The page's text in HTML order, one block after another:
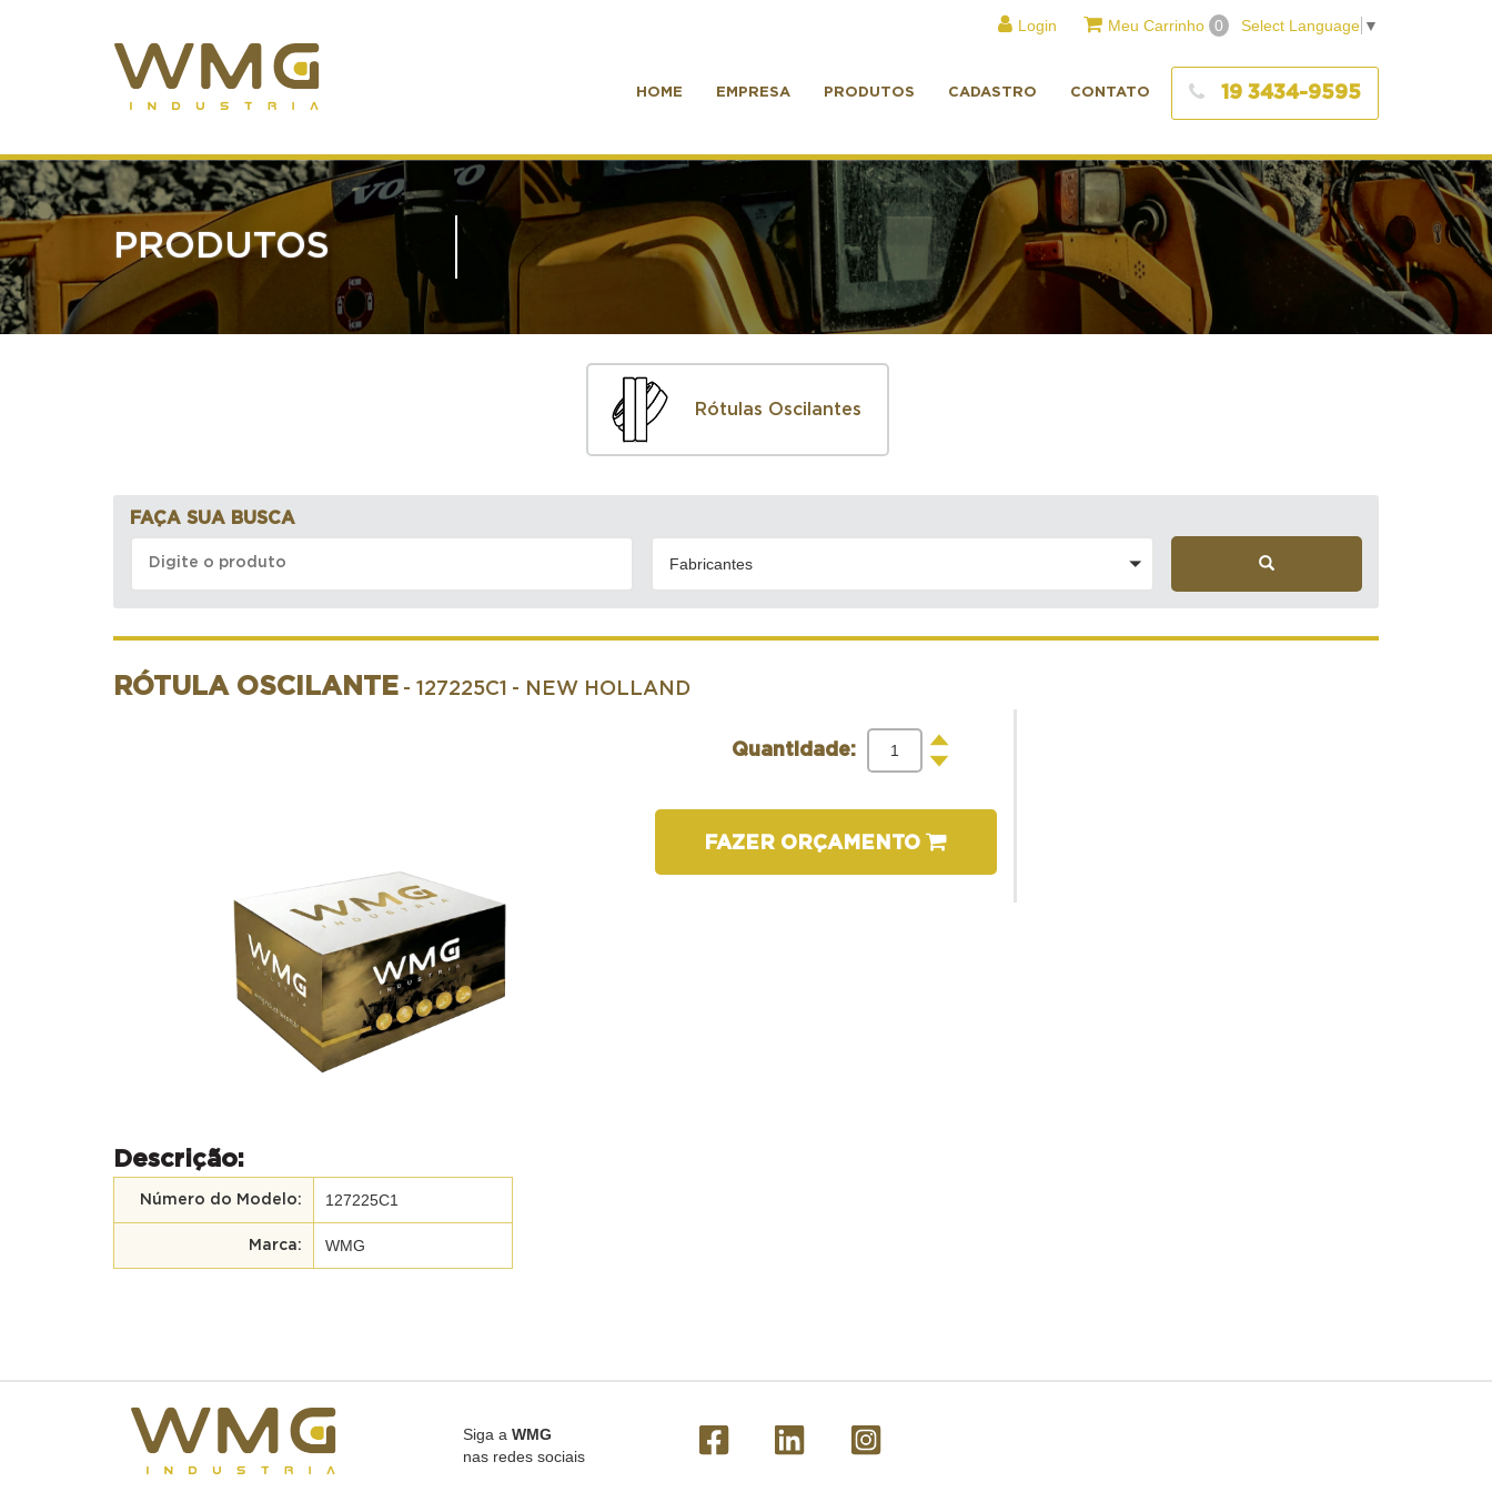
Login Meu Carrinho 0 Select Language ▼
HOME EMPRESA PRODUTOS CADASTRO CONTATO 19 3434-9595
PRODUTOS
Rótulas Oscilantes
FAÇA SUA BUSCA
Fabricantes
RÓTULA OSCILANTE - 127225C1 - NEW HOLLAND
Quantidade:
+
-
FAZER ORÇAMENTO
Descrição:
Número do Modelo: 127225C1
Marca: WMG
Siga a WMG
nas redes sociais